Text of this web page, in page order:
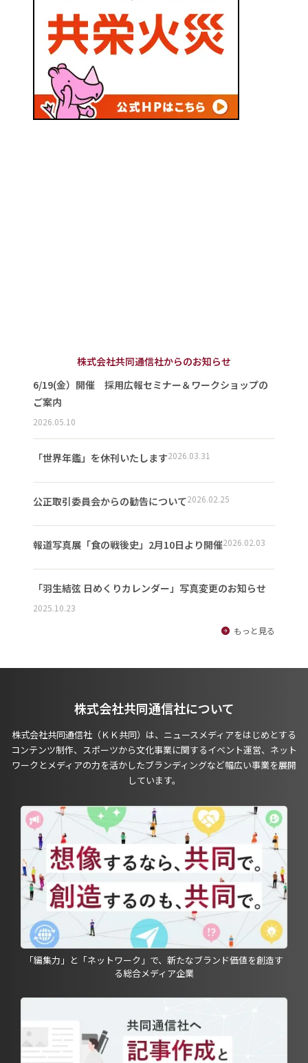
株式会社共同通信社からのお知らせ
6/19(金）開催 採用広報セミナー＆ワークショップの
ご案内
2026.05.10
「世界年鑑」を休刊いたします2026.03.31
公正取引委員会からの勧告について2026.02.25
報道写真展「食の戦後史」2月10日より開催2026.02.03
「羽生結弦 日めくりカレンダー」写真変更のお知らせ
2025.10.23
もっと見る
株式会社共同通信社について
株式会社共同通信社（ＫＫ共同）は、ニュースメディアをはじめとする
コンテンツ制作、スポーツから文化事業に関するイベント運営、ネット
ワークとメディアの力を活かしたブランディングなど幅広い事業を展開
しています。
「編集力」と「ネットワーク」で、新たなブランド価値を創造す
る総合メディア企業